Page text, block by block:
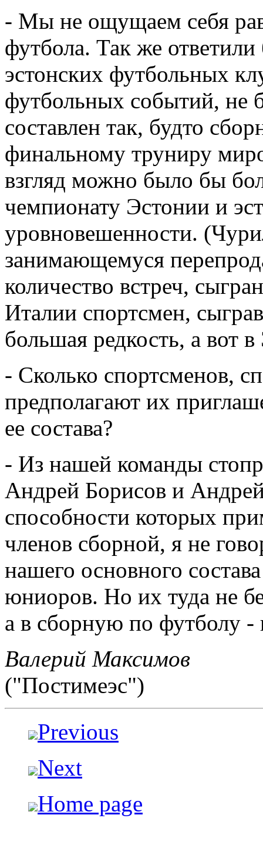
- Мы не ощущаем себя
футбола. Так же
эстонских футбольных
футбольных событий, не
составлен так, будто
финальному труниру
взгляд можно было бы
чемпионату Эстонии и
уровновешенности.
занимающемуся
количество встреч,
Италии спортсмен,
большая редкость, а вот
- Сколько спортсменов,
предполагают их
ее состава?
- Из нашей команды
Андрей Борисов и
способности которых
членов сборной, я не
нашего основного
юниоров. Но их туда не
а в сборную по футболу -
Валерий Максимов
("Постимеэс")
Previous
Next
Home page